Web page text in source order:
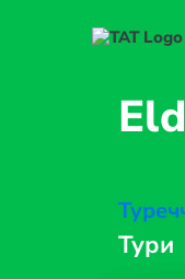
Тури